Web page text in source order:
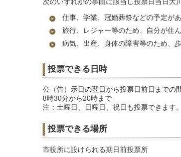
仕事、学業、冠婚葬祭などの予定が
旅行、レジャー等のため、自分が住
病気、出産、身体の障害等のため、
投票できる日時
公（告）示日の翌日から投票日前日までの
8時30分から20時まで
注：土曜日、日曜日、祝日も投票できます。
投票できる場所
市役所に設けられる期日前投票所